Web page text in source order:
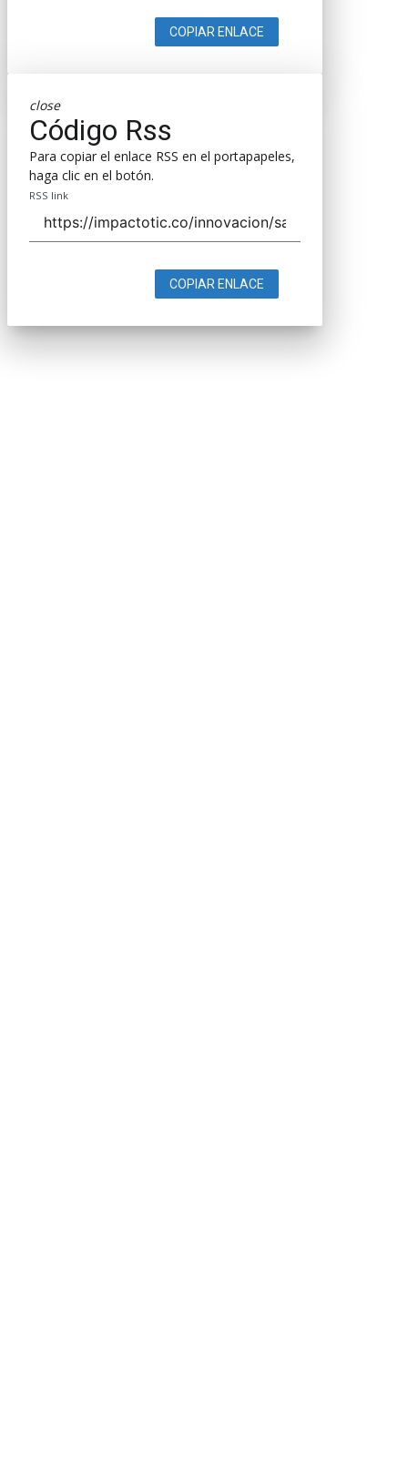
COPIAR ENLACE
close
Código Rss
Para copiar el enlace RSS en el portapapeles,
haga clic en el botón.
RSS link
COPIAR ENLACE